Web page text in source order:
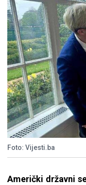
Foto: Vijesti.ba
Američki državni